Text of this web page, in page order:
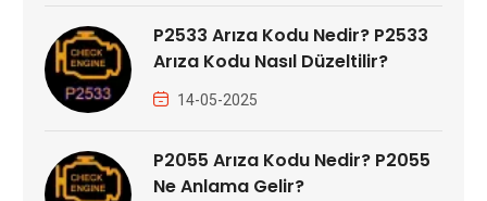
P2533 Arıza Kodu Nedir? P2533
Arıza Kodu Nasıl Düzeltilir?
14-05-2025
P2055 Arıza Kodu Nedir? P2055
Ne Anlama Gelir?